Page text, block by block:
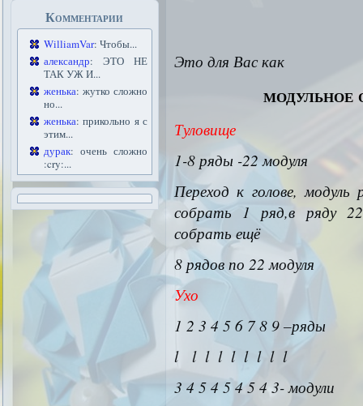
Комментарии
WilliamVar: Чтобы...
александр: ЭТО НЕ
ТАК УЖ И...
женька: жутко сложно
но...
женька: прикольно я с
этим...
дурак: очень сложно
:cry:...
Это для Вас как
модульное
Туловище
1-8 ряды -22 модуля
Переход к голове, модуль
собрать 1 ряд,в ряду
собрать ещё
8 рядов по 22 модуля
Ухо
1 2 3 4 5 6 7 8 9 –ряды
l l l l l l l l l
3 4 5 4 5 4 5 4 3- модули